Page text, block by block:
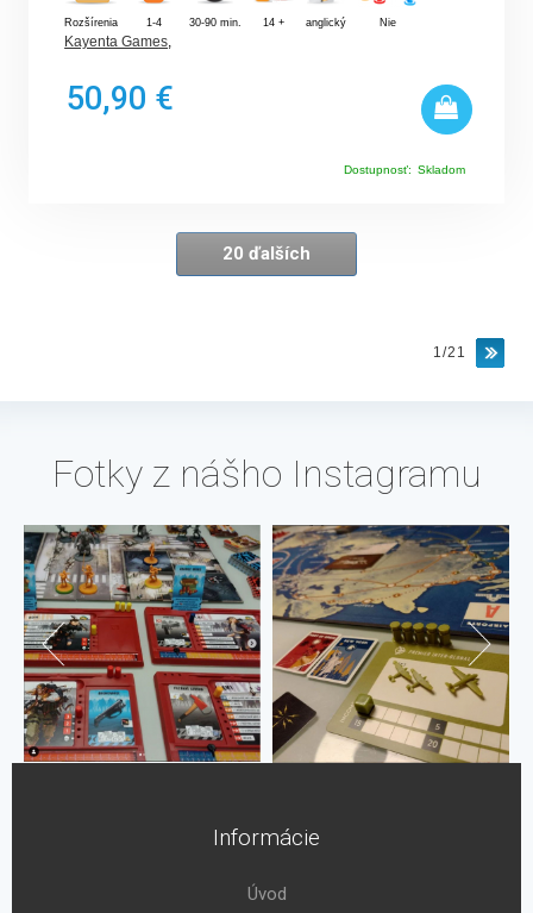
Rozšírenia 1-4 30-90 min. 14 + anglický Nie
Kayenta Games,
50,90 €
Dostupnosť: Skladom
20 ďalších
1/21
Fotky z nášho Instagramu
Informácie
Úvod